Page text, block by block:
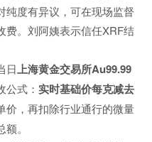
纯度有异议，可在现场监督
费。刘阿姨表示信任XRF结
日上海黄金交易所Au99.99
公式： 实时基础价每克减去
价，再扣除行业通行的微量
。